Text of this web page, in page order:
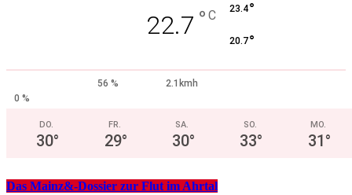
22.7 ° C 23.4°
20.7°
56 %
2.1kmh
0 %
DO.
30°
FR.
29°
SA.
30°
SO.
33°
MO.
31 °
Das Mainz&-Dossier zur Flut im Ahrtal